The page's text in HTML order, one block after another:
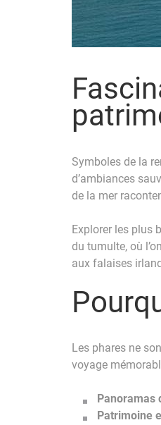
Symboles de la
d’ambiances
de la mer
Explorer les plus
du tumulte, où
aux falaises
Les phares ne
voyage
Panoramas
Patrimoine